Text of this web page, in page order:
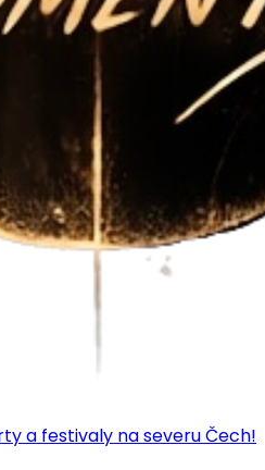
a festivaly na severu Čech!